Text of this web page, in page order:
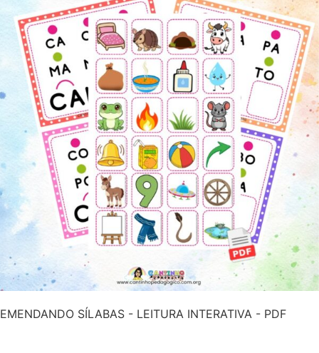
EMENDANDO SÍLABAS - LEITURA INTERATIVA - PDF